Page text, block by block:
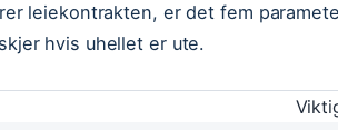
leiekontrakten, er det fem
hvis uhellet er ute.